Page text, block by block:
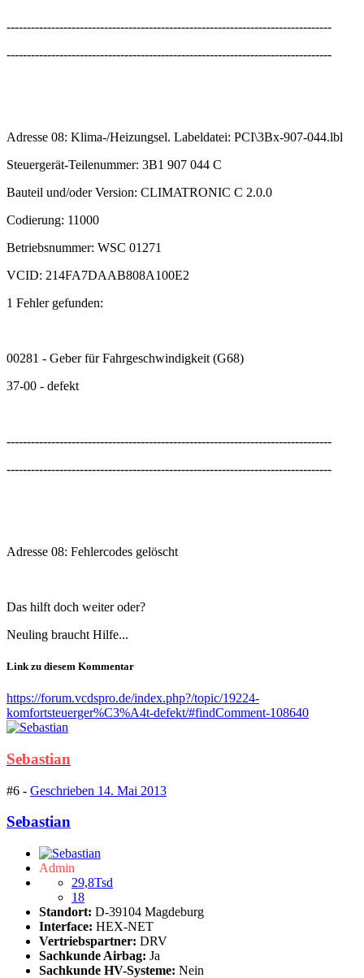
--------------------------------------------------------------------------------
--------------------------------------------------------------------------------
Adresse 08: Klima-/Heizungsel. Labeldatei: PCI\3Bx-907-044.lbl
Steuergerät-Teilenummer: 3B1 907 044 C
Bauteil und/oder Version: CLIMATRONIC C 2.0.0
Codierung: 11000
Betriebsnummer: WSC 01271
VCID: 214FA7DAAB808A100E2
1 Fehler gefunden:
00281 - Geber für Fahrgeschwindigkeit (G68)
37-00 - defekt
--------------------------------------------------------------------------------
--------------------------------------------------------------------------------
Adresse 08: Fehlercodes gelöscht
Das hilft doch weiter oder?
Neuling braucht Hilfe...
Link zu diesem Kommentar
https://forum.vcdspro.de/index.php?/topic/19224-
komfortsteuerger%C3%A4t-defekt/#findComment-108640
Sebastian
#6 - Geschrieben 14. Mai 2013
Sebastian
Admin
29,8Tsd
18
Standort: D-39104 Magdeburg
Interface: HEX-NET
Vertriebspartner: DRV
Sachkunde Airbag: Ja
Sachkunde HV-Systeme: Nein